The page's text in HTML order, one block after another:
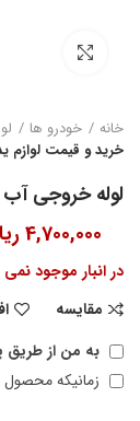
خانه خودرو ها
خرید و قیمت لوازم
لوله خروجی آب
4,700,000
در انبار موجود
مقایسه
به من از طریق
زمانیکه